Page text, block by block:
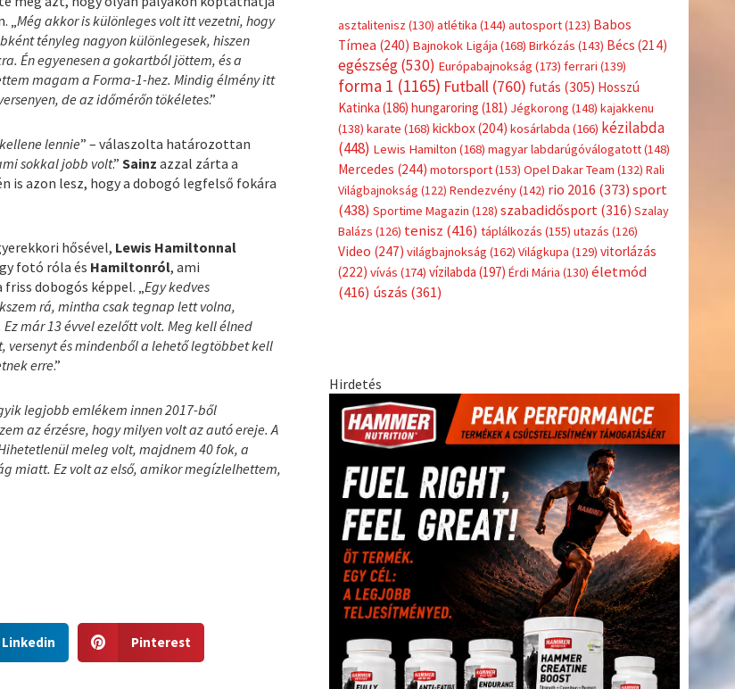
„Még akkor is különleges volt itt vezetni, hogy
tényleg nagyon különlegesek, hiszen
Én egyenesen a gokartból jöttem, és a
magam a Forma-1-hez. Mindig élmény itt
de az időmérőn tökéletes.”
lennie” – válaszolta határozottan
sokkal jobb volt.”Sainzazzal zárta a
is azon lesz, hogy a dobogó legfelső fokára
hősével, Lewis Hamiltonnal
fotó róla és Hamiltonról, ami
friss dobogós képpel. „Egy kedves
rá, mintha csak tegnap lett volna,
már 13 évvel ezelőtt volt. Meg kell élned
és mindenből a lehető legtöbbet kell
erre.”
legjobb emlékem innen 2017-ből
az érzésre, hogy milyen volt az autó ereje. A
meleg volt, majdnem 40 fok, a
miatt. Ez volt az első, amikor megízlelhettem,
Linkedin
h
Pinterest
asztalitenisz (130) atlétika (144) autosport(123) Babos
Tímea (240) Bajnokok Ligája (168) Birkózás (143) Bécs (214)
egészség(530) Európabajnokság (173) ferrari (139)
forma 1 (1165) Futball(760) futás (305) Hosszú
Katinka (186) hungaroring (181) Jégkorong (148) kajakkenu
(138) karate (168) kickbox(204) kosárlabda (166) kézilabda
(448) Lewis Hamilton (168) magyar labdarúgóválogatott(148)
Mercedes (244) motorsport(153) Opel Dakar Team (132) Rali
Világbajnokság (122) Rendezvény(142) rio 2016 (373) sport
(438) Sportime Magazin (128) szabadidősport (316) Szalay
Balázs (126) tenisz (416) táplálkozás (155) utazás (126)
Video (247) világbajnokság (162) Világkupa (129) vitorlázás
(222) vívás (174) vízilabda (197) Érdi Mária (130) életmód
(416) úszás (361)
Hirdetés